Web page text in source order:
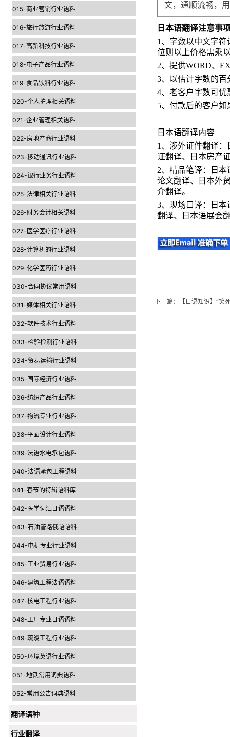
015-商业营销行业语料
016-旅行旅游行业语料
017-高新科技行业语料
018-电子产品行业语料
019-食品饮料行业语料
020-个人护理相关语料
021-企业管理相关语料
022-房地产商行业语料
023-移动通讯行业语料
024-银行业务行业语料
025-法律相关行业语料
026-财务会计相关语料
027-医学医疗行业语料
028-计算机的行业语料
029-化学医药行业语料
030-合同协议常用语料
031-媒体相关行业语料
032-软件技术行业语料
033-检验检测行业语料
034-贸易运输行业语料
035-国际经济行业语料
036-纺织产品行业语料
037-物流专业行业语料
038-平面设计行业语料
039-法语水电承包语料
040-法语承包工程语料
041-春节的特辑语料库
042-医学词汇日语语料
043-石油管路俄语语料
044-电机专业行业语料
045-工业贸易行业语料
046-建筑工程法语语料
047-核电工程行业语料
048-工厂专业日语语料
049-疏浚工程行业语料
050-环境英语行业语料
051-地铁常用词典语料
052-常用公告词典语料
翻译语种
行业翻译
文，通顺流畅，
日本语翻译注意事
1 、字数以中文字符
位则以上价格需乘
2、提供WORD、
3、以估计字数的
4、老客户字数可优
5、付款后的客户
日本语翻译内容
1 、涉外证件翻译
证翻译、日本房产
2、精品笔译：日
论文翻译、日本外
介翻译。
3、现场口译：日
翻译、日本语展会
下一篇： 【日语知识】“笑